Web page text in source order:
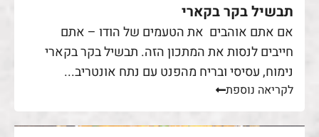
תבשיל בקר בקארי
אם אתם אוהבים את הטעמים של הודו – אתם
חייבים לנסות את המתכון הזה. תבשיל בקר בקארי
נימוח, עסיסי ובריח מהפנט עם נתח אונטריב...
לקריאה נוספת